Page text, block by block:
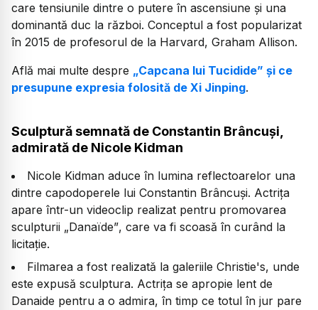
care tensiunile dintre o putere în ascensiune și una
dominantă duc la război. Conceptul a fost popularizat
în 2015 de profesorul de la Harvard, Graham Allison.
Află mai multe despre „Capcana lui Tucidide” și ce
presupune expresia folosită de Xi Jinping.
Sculptură semnată de Constantin Brâncuși,
admirată de Nicole Kidman
Nicole Kidman aduce în lumina reflectoarelor una
dintre capodoperele lui Constantin Brâncuși. Actrița
apare într-un videoclip realizat pentru promovarea
sculpturii „Danaïde”, care va fi scoasă în curând la
licitație.
Filmarea a fost realizată la galeriile Christie's, unde
este expusă sculptura. Actrița se apropie lent de
Danaide pentru a o admira, în timp ce totul în jur pare